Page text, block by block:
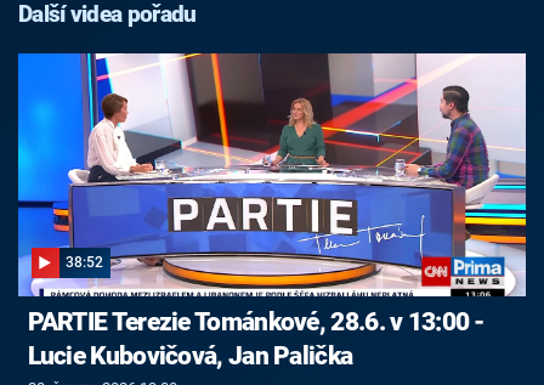
Další videa pořadu
38:52
PARTIE Terezie Tománkové, 28.6. v 13:00 -
Lucie Kubovičová, Jan Palička